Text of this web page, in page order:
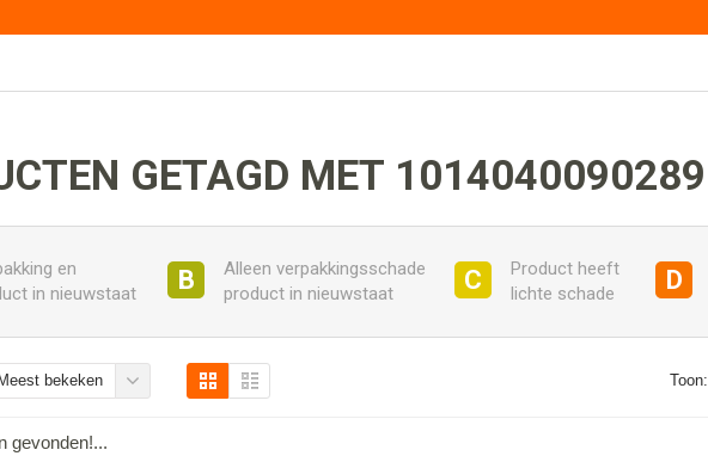
GETAGD MET 1014040090289
en
in nieuwstaat
B
Alleen verpakkingsschade
product in nieuwstaat
C
Product heeft
lichte schade
D
Meest bekeken Toon:
gevonden!...